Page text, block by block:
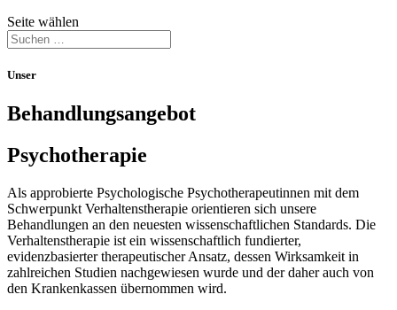
Seite wählen
Unser
Behandlungsangebot
Psychotherapie
Als approbierte Psychologische Psychotherapeutinnen mit dem
Schwerpunkt Verhaltenstherapie orientieren sich unsere
Behandlungen an den neuesten wissenschaftlichen Standards. Die
Verhaltenstherapie ist ein wissenschaftlich fundierter,
evidenzbasierter therapeutischer Ansatz, dessen Wirksamkeit in
zahlreichen Studien nachgewiesen wurde und der daher auch von
den Krankenkassen übernommen wird.